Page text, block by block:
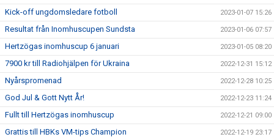
Kick-off ungdomsledare fotboll 2023-01-07 15:26
Resultat från Inomhuscupen Sundsta 2023-01-06 07:57
Hertzögas inomhuscup 6 januari 2023-01-05 08:20
7900 kr till Radiohjälpen för Ukraina 2022-12-31 15:12
Nyårspromenad 2022-12-28 10:25
God Jul & Gott Nytt År! 2022-12-23 11:24
Fullt till Hertzögas inomhuscup 2022-12-21 09:00
Grattis till HBKs VM-tips Champion 2022-12-19 23:17